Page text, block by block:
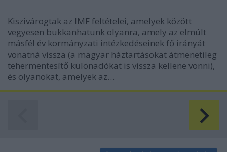
Kiszivárogtak az IMF feltételei, amelyek között
vegyesen bukkanhatunk olyanra, amely az elmúlt
másfél év kormányzati intézkedéseinek fő irányát
vonatná vissza (a magyar háztartásokat átmenetileg
tehermentesítő különadókat is vissza kellene vonni),
és olyanokat, amelyek az…